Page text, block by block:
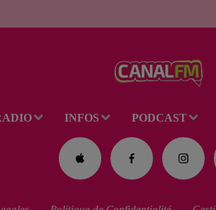
lundi par nos
confrères de La
perdu la vie dans
le plan d'eau de
la base de loisirs
du...
INFOS PODCAST